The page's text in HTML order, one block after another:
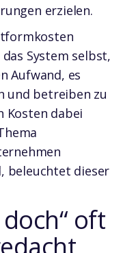
erzielen.
System selbst,
Aufwand, es
und betreiben zu
Kosten dabei
beleuchtet dieser
oft